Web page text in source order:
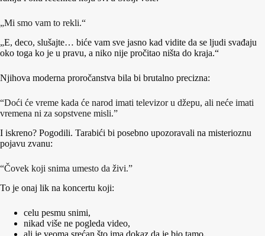
„Mi smo vam to rekli.“
„E, deco, slušajte… biće vam sve jasno kad vidite da se ljudi svađaju
oko toga ko je u pravu, a niko nije pročitao ništa do kraja.“
Njihova moderna proročanstva bila bi brutalno precizna:
“Doći će vreme kada će narod imati televizor u džepu, ali neće imati
vremena ni za sopstvene misli.”
I iskreno? Pogodili. Tarabići bi posebno upozoravali na misterioznu
pojavu zvanu:
“Čovek koji snima umesto da živi.”
To je onaj lik na koncertu koji:
celu pesmu snimi,
nikad više ne pogleda video,
ali je veoma srećan što ima dokaz da je bio tamo.